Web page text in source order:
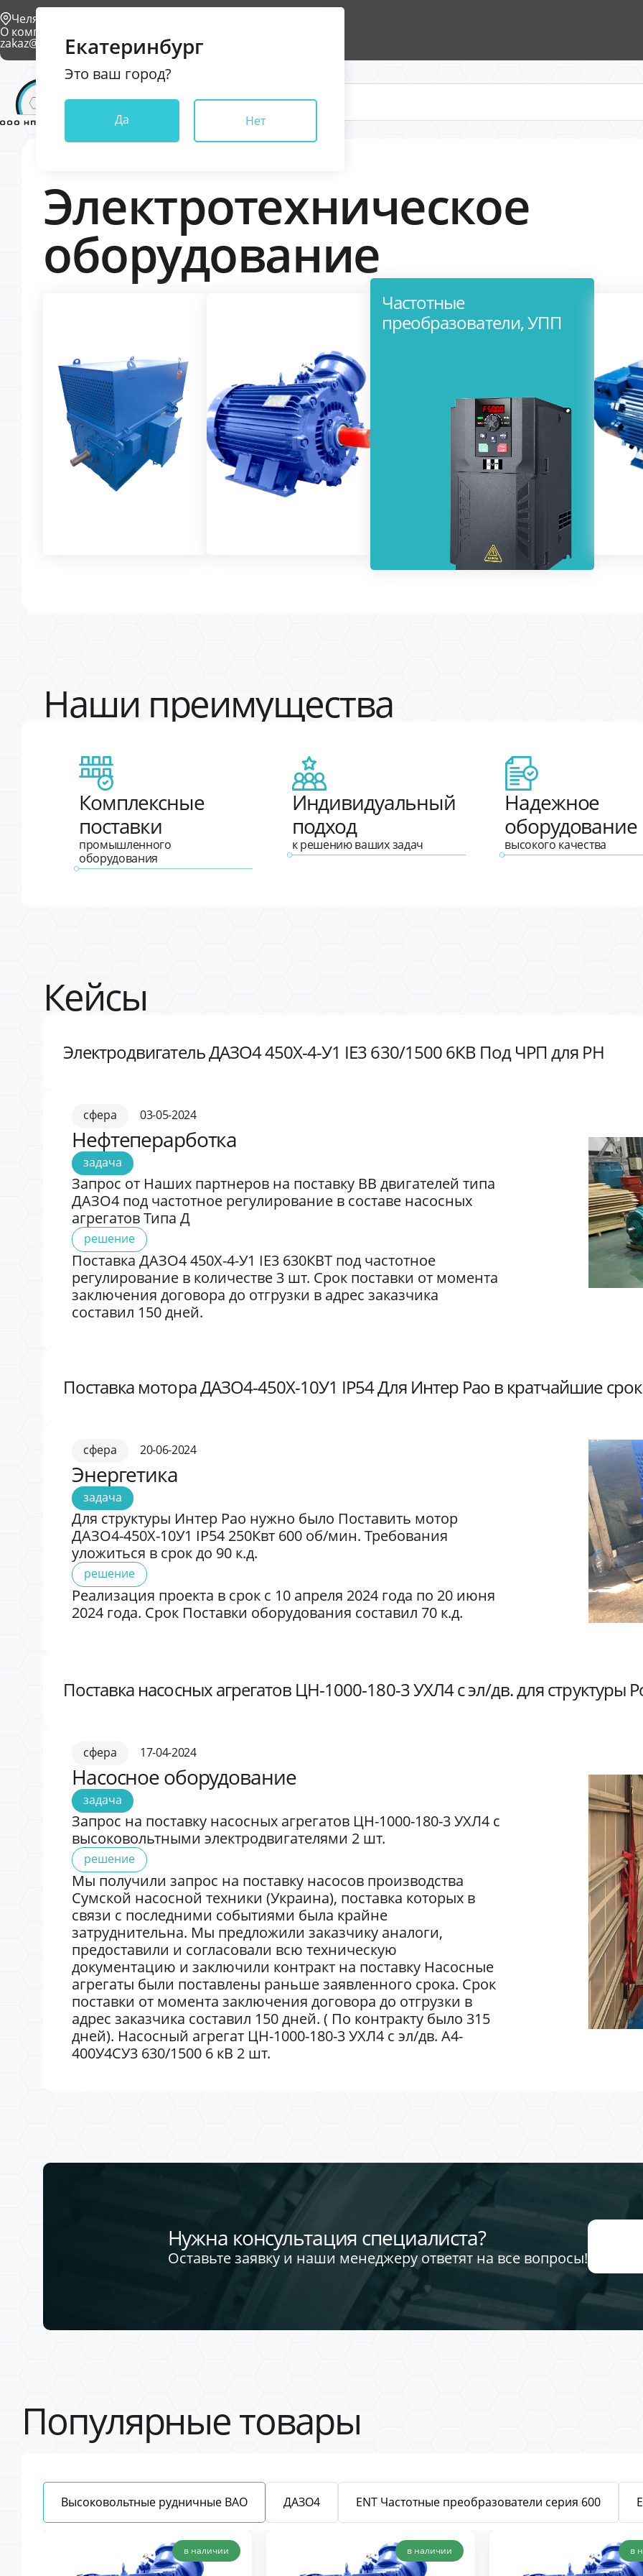
Екатеринбург
Это ваш город?
Да Нет
Челябинск
О компании
zakaz@npkkrona.ru
Каталог
Электротехническое
оборудование
Частотные
преобразователи, УПП
Наши преимущества
Комплексные
поставки
промышленного
оборудования
Индивидуальный
подход
к решению ваших задач
Надежное
оборудование
высокого качества
Кейсы
Электродвигатель ДАЗО4 450Х-4-У1 IE3 630/1500 6КВ Под ЧРП для РН
сфера 03-05-2024
Нефтеперарботка
задача
Запрос от Наших партнеров на поставку ВВ двигателей типа
ДАЗО4 под частотное регулирование в составе насосных
агрегатов Типа Д
решение
Поставка ДАЗО4 450Х-4-У1 IE3 630КВТ под частотное
регулирование в количестве 3 шт. Срок поставки от момента
заключения договора до отгрузки в адрес заказчика
составил 150 дней.
Поставка мотора ДАЗО4-450X-10У1 IP54 Для Интер Рао в кратчайшие
сфера 20-06-2024
Энергетика
задача
Для структуры Интер Рао нужно было Поставить мотор
ДАЗО4-450X-10У1 IP54 250Квт 600 об/мин. Требования
уложиться в срок до 90 к.д.
решение
Реализация проекта в срок с 10 апреля 2024 года по 20 июня
2024 года. Срок Поставки оборудования составил 70 к.д.
Поставка насосных агрегатов ЦН-1000-180-3 УХЛ4 с эл/дв. для структуры
сфера 17-04-2024
Насосное оборудование
задача
Запрос на поставку насосных агрегатов ЦН-1000-180-3 УХЛ4 с
высоковольтными электродвигателями 2 шт.
решение
Мы получили запрос на поставку насосов производства
Сумской насосной техники (Украина), поставка которых в
связи с последними событиями была крайне
затруднительна. Мы предложили заказчику аналоги,
предоставили и согласовали всю техническую
документацию и заключили контракт на поставку Насосные
агрегаты были поставлены раньше заявленного срока. Срок
поставки от момента заключения договора до отгрузки в
адрес заказчика составил 150 дней. ( По контракту было 315
дней). Насосный агрегат ЦН-1000-180-3 УХЛ4 с эл/дв. А4-
400У4СУ3 630/1500 6 кВ 2 шт.
Нужна консультация специалиста?
Оставьте заявку и наши менеджеру ответят на все вопросы!
Популярные товары
Высоковольтные рудничные ВАО ДАЗО4 ENT Частотные преобразователи серия 600
в наличии в наличии в